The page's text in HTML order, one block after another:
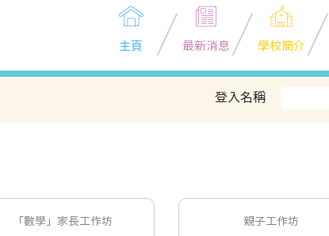
主頁 最新消息 學校簡介
登入名稱
「數學」家長工作坊 親子工作坊